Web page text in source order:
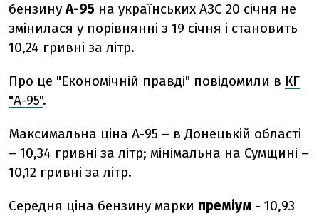
бензинуА-95 на українських АЗС 20 січня не
змінилася у порівнянні з 19 січня і становить
10,24 гривні за літр.
Про це "Економічній правді" повідомили в КГ
"А-95".
Максимальна ціна А-95 – в Донецькій області
– 10,34 гривні за літр; мінімальна на Сумщині –
10,12 гривні за літр.
Середня ціна бензину марки преміум - 10,93